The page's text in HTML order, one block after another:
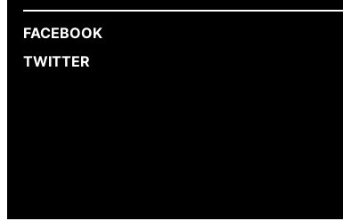
FACEBOOK
TWITTER